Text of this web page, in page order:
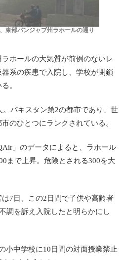
東部パンジャブ州ラホールの通り
ラホールの大気質が前例のないレ
器系の疾患で入院し、学校が閉鎖
。
パキスタン第2の都市であり、世
市のひとつにランクされている。
」のデータによると、 ラホール
まで上昇。 危険とされる300を大
7日、この2日間で子供や高齢者
調を訴え入院したと明らかにし
小中学校に10日間の対面授業禁止